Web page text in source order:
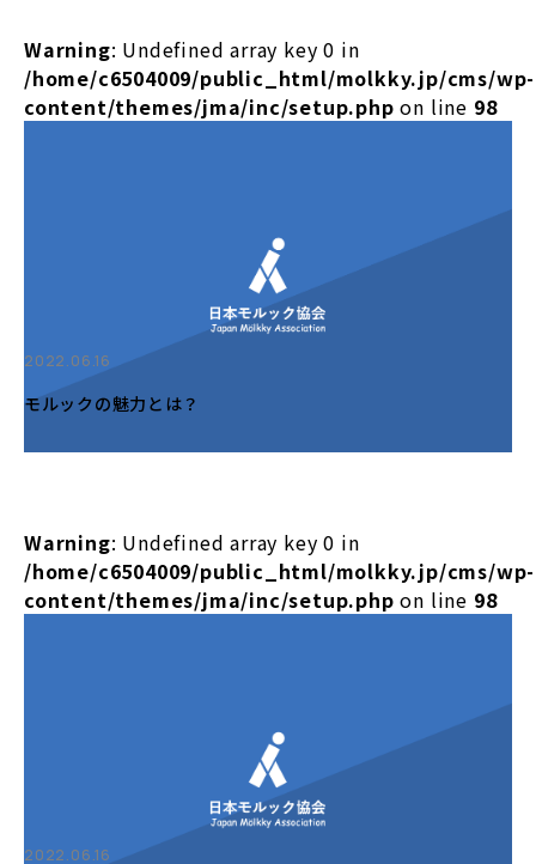
Warning: Undefined array key 0 in
/home/c6504009/public_html/molkky.jp/cms/wp-
content/themes/jma/inc/setup.php on line 98
2022.06.16
モルックの魅力とは？
Warning: Undefined array key 0 in
/home/c6504009/public_html/molkky.jp/cms/wp-
content/themes/jma/inc/setup.php on line 98
2022.06.16